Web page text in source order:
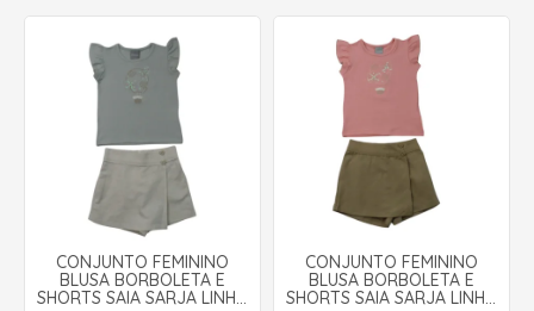
CONJUNTO FEMININO
BLUSA BORBOLETA E
SHORTS SAIA SARJA LINHO
CONJUNTO FEMININO
BLUSA BORBOLETA E
SHORTS SAIA SARJA LINHO